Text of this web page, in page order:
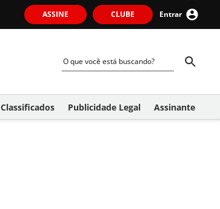
ASSINE CLUBE Entrar
Classificados Publicidade Legal Assinante